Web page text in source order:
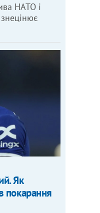
НАТО і
Як
покарання